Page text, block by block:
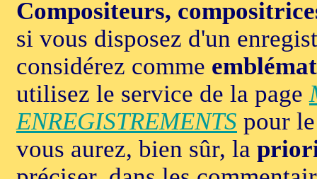
Compositeurs,
si vous disposez d'un
considérez comme
utilisez le service de la page
ENREGISTREMENTS pour
vous aurez, bien sûr, la